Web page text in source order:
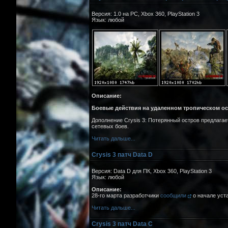
Версия: 1.0 на PC, Xbox 360, PlayStation 3
Язык: любой
Описание:
Боевые действия на удаленном тропическом
Дополнение Crysis 3: Потерянный остров
сетевых боев.
Читать дальше...
Crysis 3 патч Data D
Версия: Data D для ПК, Xbox 360, PlayStation 3
Язык: любой
Описание:
28-го марта разработчики сообщили
о начале
Читать дальше...
Crysis 3 патч Data C